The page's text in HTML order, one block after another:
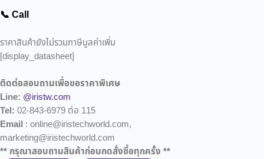
📞 Call
ราคาสินค้ายังไม่รวมภาษีมูลค่าเพิ่ม
[display_datasheet]
ติดต่อสอบถามเพื่อขอราคาพิเศษ
Line: @iristw.com
Tel: 02-843-6979 ต่อ 115
Email : online@iristechworld.com,
marketing@iristechworld.com
** กรุณาสอบถามสินค้าก่อนกดสั่งซื้อทุกครั้ง **